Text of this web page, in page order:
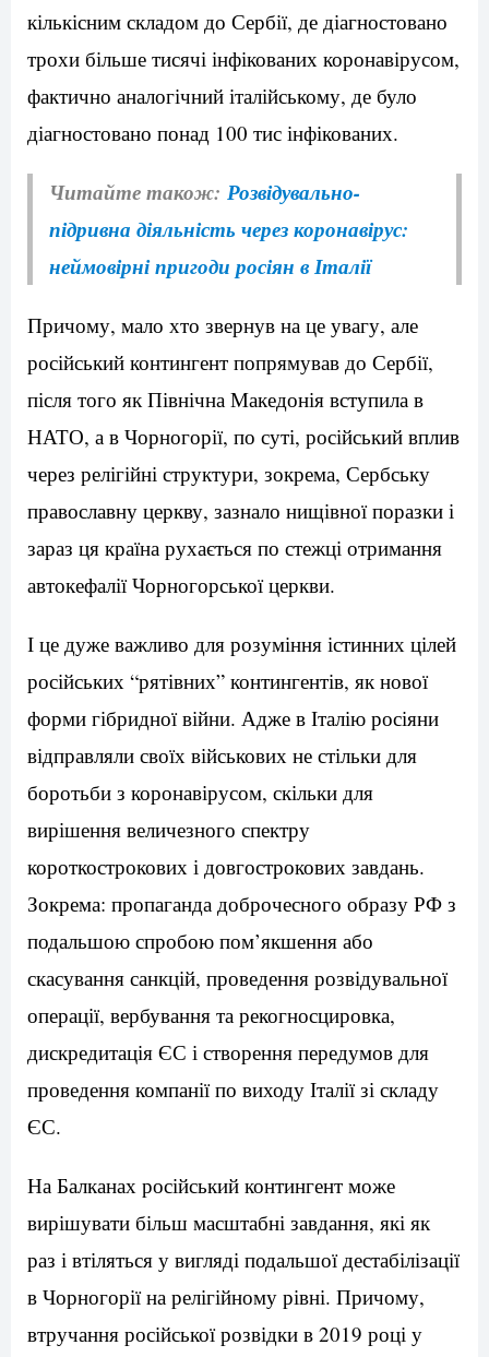
кількісним складом до Сербії, де діагностовано
трохи більше тисячі інфікованих коронавірусом,
фактично аналогічний італійському, де було
діагностовано понад 100 тис інфікованих.
Читайте також: Розвідувально-
підривна діяльність через коронавірус:
неймовірні пригоди росіян в Італії
Причому, мало хто звернув на це увагу, але
російський контингент попрямував до Сербії,
після того як Північна Македонія вступила в
НАТО, а в Чорногорії, по суті, російський вплив
через релігійні структури, зокрема, Сербську
православну церкву, зазнало нищівної поразки і
зараз ця країна рухається по стежці отримання
автокефалії Чорногорської церкви.
І це дуже важливо для розуміння істинних цілей
російських “рятівних” контингентів, як нової
форми гібридної війни. Адже в Італію росіяни
відправляли своїх військових не стільки для
боротьби з коронавірусом, скільки для
вирішення величезного спектру
короткострокових і довгострокових завдань.
Зокрема: пропаганда доброчесного образу РФ з
подальшою спробою пом’якшення або
скасування санкцій, проведення розвідувальної
операції, вербування та рекогносцировка,
дискредитація ЄС і створення передумов для
проведення компанії по виходу Італії зі складу
ЄС.
На Балканах російський контингент може
вирішувати більш масштабні завдання, які як
раз і втіляться у вигляді подальшої дестабілізації
в Чорногорії на релігійному рівні. Причому,
втручання російської розвідки в 2019 році у